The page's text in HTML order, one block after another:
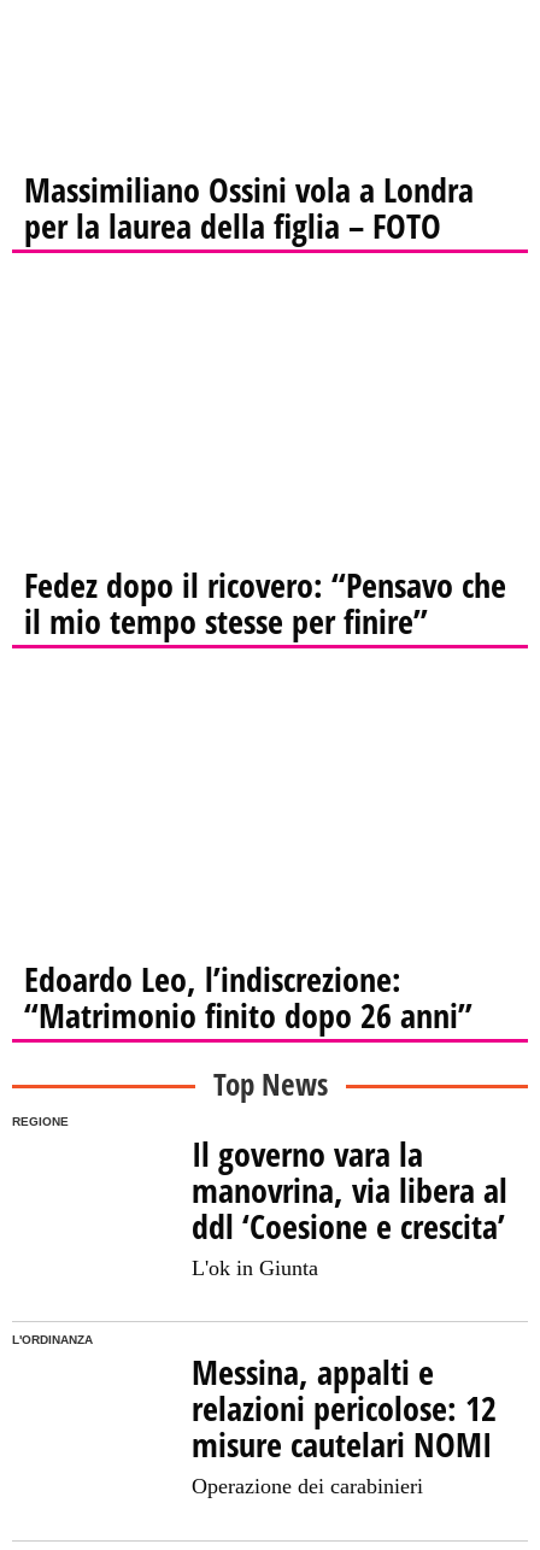
Massimiliano Ossini vola a Londra
per la laurea della figlia – FOTO
Fedez dopo il ricovero: “Pensavo che
il mio tempo stesse per finire”
Edoardo Leo, l’indiscrezione:
“Matrimonio finito dopo 26 anni”
Top News
REGIONE
Il governo vara la
manovrina, via libera al
ddl ‘Coesione e crescita’
L'ok in Giunta
L'ORDINANZA
Messina, appalti e
relazioni pericolose: 12
misure cautelari NOMI
Operazione dei carabinieri